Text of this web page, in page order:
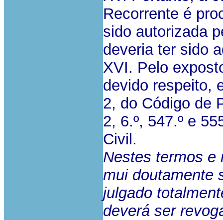
Recorrente é
sido autorizada
deveria ter sido
XVI. Pelo
devido respeito,
2, do Código de
2, 6.º, 547.º e
Civil.
Nestes termos e
mui doutamente
julgado
deverá ser